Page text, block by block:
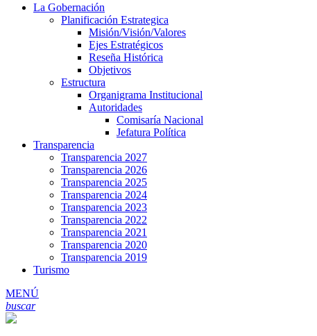
La Gobernación
Planificación Estrategica
Misión/Visión/Valores
Ejes Estratégicos
Reseña Histórica
Objetivos
Estructura
Organigrama Institucional
Autoridades
Comisaría Nacional
Jefatura Política
Transparencia
Transparencia 2027
Transparencia 2026
Transparencia 2025
Transparencia 2024
Transparencia 2023
Transparencia 2022
Transparencia 2021
Transparencia 2020
Transparencia 2019
Turismo
MENÚ
buscar